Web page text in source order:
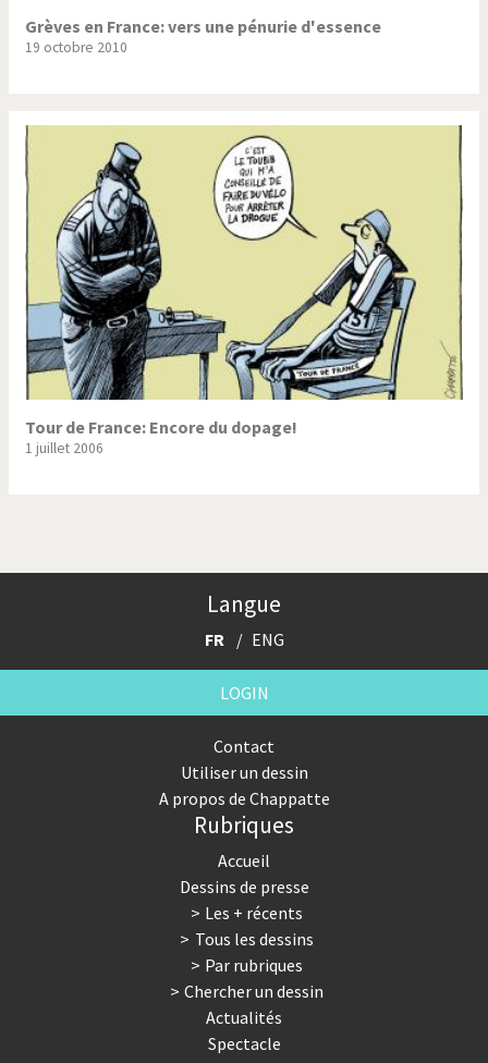
Grèves en France: vers une pénurie d'essence
19 octobre 2010
Tour de France: Encore du dopage!
1 juillet 2006
Langue
FR ENG
LOGIN
Contact
Utiliser un dessin
A propos de Chappatte
Rubriques
Accueil
Dessins de presse
Les + récents
Tous les dessins
Par rubriques
Chercher un dessin
Actualités
Spectacle